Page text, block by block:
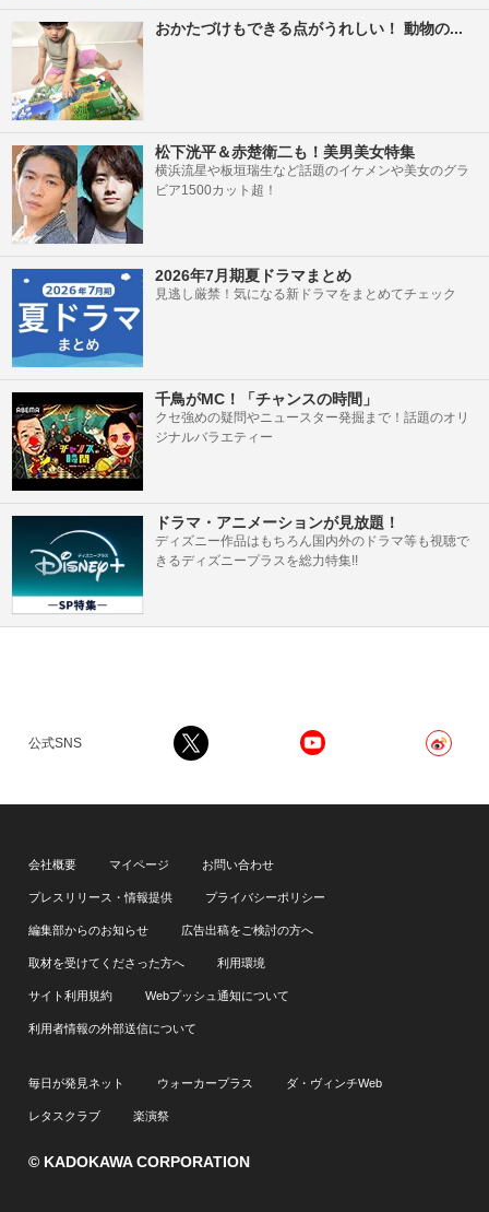
おかたづけもできる点がうれしい！ 動物の...
松下洸平＆赤楚衛二も！美男美女特集
横浜流星や板垣瑞生など話題のイケメンや美女のグラ
ビア1500カット超！
2026年7月期夏ドラマまとめ
見逃し厳禁！気になる新ドラマをまとめてチェック
千鳥がMC！「チャンスの時間」
クセ強めの疑問やニュースター発掘まで！話題のオリ
ジナルバラエティー
ドラマ・アニメーションが見放題！
ディズニー作品はもちろん国内外のドラマ等も視聴で
きるディズニープラスを総力特集!!
公式SNS
会社概要 マイページ お問い合わせ
プレスリリース・情報提供 プライバシーポリシー
編集部からのお知らせ 広告出稿をご検討の方へ
取材を受けてくださった方へ 利用環境
サイト利用規約 Webプッシュ通知について
利用者情報の外部送信について
毎日が発見ネット ウォーカープラス ダ・ヴィンチWeb
レタスクラブ 楽演祭
© KADOKAWA CORPORATION